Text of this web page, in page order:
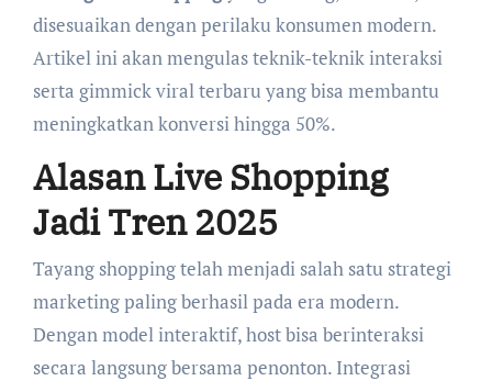
disesuaikan dengan perilaku konsumen modern.
Artikel ini akan mengulas teknik-teknik interaksi
serta gimmick viral terbaru yang bisa membantu
meningkatkan konversi hingga 50%.
Alasan Live Shopping
Jadi Tren 2025
Tayang shopping telah menjadi salah satu strategi
marketing paling berhasil pada era modern.
Dengan model interaktif, host bisa berinteraksi
secara langsung bersama penonton. Integrasi